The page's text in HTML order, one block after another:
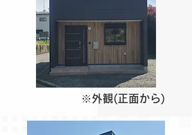
※外観(正面から)